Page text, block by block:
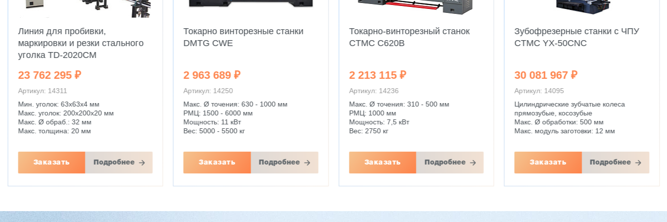
Линия для пробивки,
маркировки и резки стального
уголка TD-2020CM
23 762 295 ₽
Артикул: 14311
Мин. уголок: 63x63x4 мм
Макс. уголок: 200x200x20 мм
Макс. Ø обраб.: 32 мм
Макс. толщина: 20 мм
Заказать Подробнее
Токарно винторезные станки
DMTG CWE
2 963 689 ₽
Артикул: 14250
Макс. Ø точения: 630 - 1000 мм
РМЦ: 1500 - 6000 мм
Мощность: 11 кВт
Вес: 5000 - 5500 кг
Заказать Подробнее
Токарно-винторезный станок
CTMC C620B
2 213 115 ₽
Артикул: 14236
Макс. Ø точения: 310 - 500 мм
РМЦ: 1000 мм
Мощность: 7,5 кВт
Вес: 2750 кг
Заказать Подробнее
Зубофрезерные станки с ЧПУ
CTMC YX-50CNC
30 081 967 ₽
Артикул: 14095
Цилиндрические зубчатые колеса
прямозубые, косозубые
Макс. Ø обработки: 500 мм
Макс. модуль заготовки: 12 мм
Заказать Подробнее